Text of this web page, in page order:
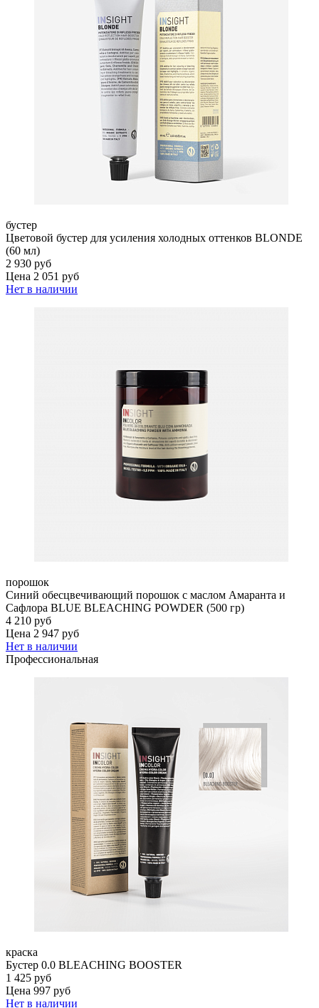
бустер
Цветовой бустер для усиления холодных оттенков BLONDE
(60 мл)
2 930 руб
Цена 2 051 руб
Нет в наличии
порошок
Синий обесцвечивающий порошок с маслом Амаранта и
Сафлора BLUE BLEACHING POWDER (500 гр)
4 210 руб
Цена 2 947 руб
Нет в наличии
Профессиональная
краска
Бустер 0.0 BLEACHING BOOSTER
1 425 руб
Цена 997 руб
Нет в наличии